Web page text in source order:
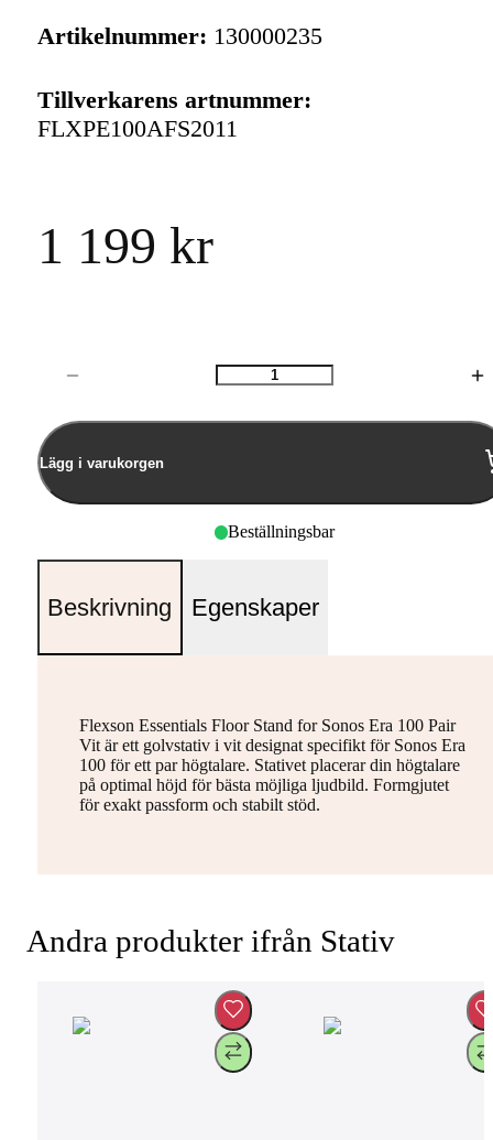
Artikelnummer: 130000235
Tillverkarens artnummer:
FLXPE100AFS2011
1 199 kr
Antal
Lägg i varukorgen
Beställningsbar
Beskrivning Egenskaper
Flexson Essentials Floor Stand for Sonos Era 100 Pair
Vit är ett golvstativ i vit designat specifikt för Sonos Era
100 för ett par högtalare. Stativet placerar din högtalare
på optimal höjd för bästa möjliga ljudbild. Formgjutet
för exakt passform och stabilt stöd.
Andra produkter ifrån Stativ